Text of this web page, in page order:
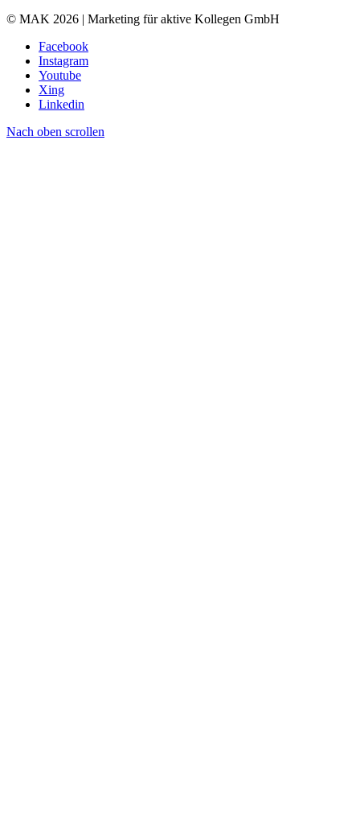
© MAK 2026 | Marketing für aktive Kollegen GmbH
Facebook
Instagram
Youtube
Xing
Linkedin
Nach oben scrollen